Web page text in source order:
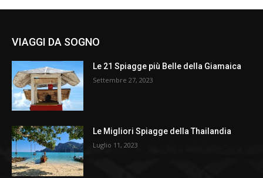
VIAGGI DA SOGNO
Le 21 Spiagge più Belle della Giamaica
Settembre 27, 2023
Le Migliori Spiagge della Thailandia
Luglio 11, 2023